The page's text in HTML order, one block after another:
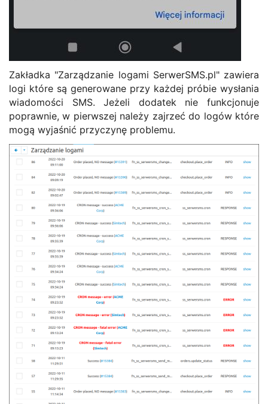
Zakładka "Zarządzanie logami SerwerSMS.pl" zawiera
logi które są generowane przy każdej próbie wysłania
wiadomości SMS. Jeżeli dodatek nie funkcjonuje
poprawnie, w pierwszej należy zajrzeć do logów które
mogą wyjaśnić przyczynę problemu.